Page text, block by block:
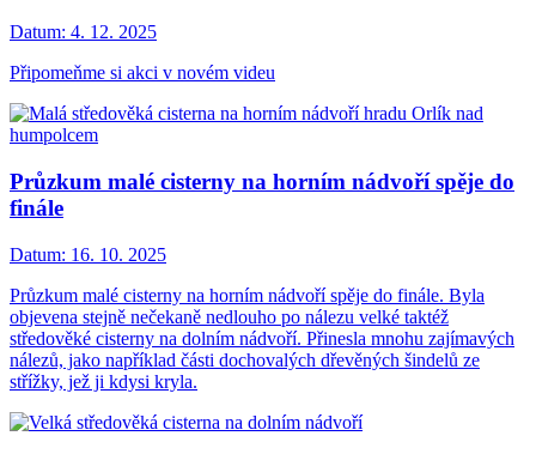
Datum: 4. 12. 2025
Připomeňme si akci v novém videu
Průzkum malé cisterny na horním nádvoří spěje do
finále
Datum: 16. 10. 2025
Průzkum malé cisterny na horním nádvoří spěje do finále. Byla
objevena stejně nečekaně nedlouho po nálezu velké taktéž
středověké cisterny na dolním nádvoří. Přinesla mnohu zajímavých
nálezů, jako například části dochovalých dřevěných šindelů ze
střížky, jež ji kdysi kryla.